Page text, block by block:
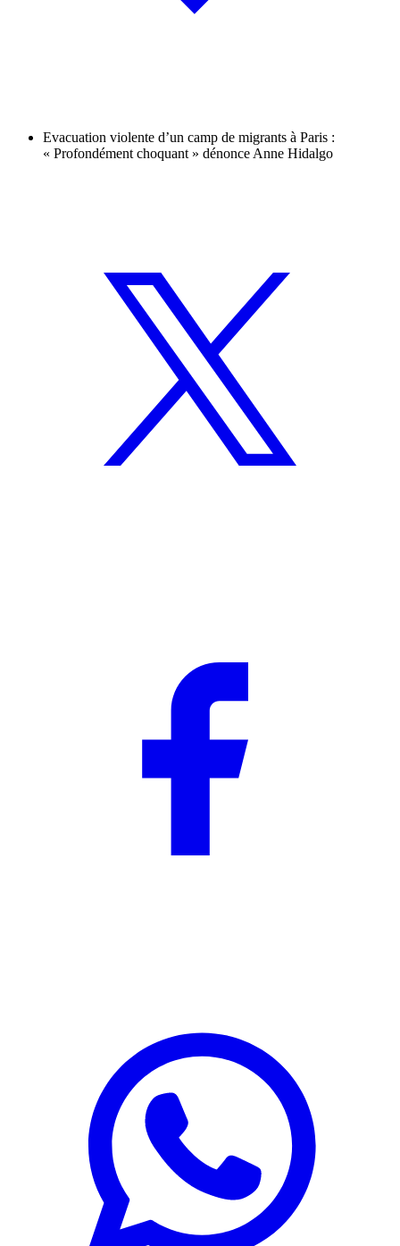
Evacuation violente d’un camp de migrants à Paris :
« Profondément choquant » dénonce Anne Hidalgo